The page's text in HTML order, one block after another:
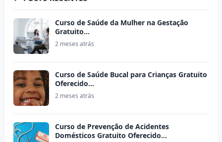
Curso de Saúde da Mulher na Gestação
Gratuito…
2 meses atrás
Curso de Saúde Bucal para Crianças Gratuito
Oferecido…
2 meses atrás
Curso de Prevenção de Acidentes
Domésticos Gratuito Oferecido…